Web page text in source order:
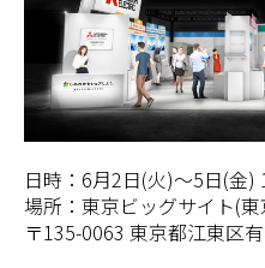
日時：6月2日(火)～5日(金)
場所：東京ビッグサイト(
〒135-0063 東京都江東区